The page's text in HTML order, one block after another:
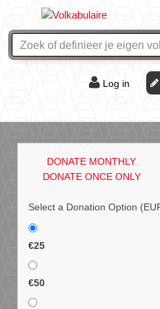
Log in
DONATE MONTHLY
DONATE ONCE ONLY
Select a Donation Option
€25
€50